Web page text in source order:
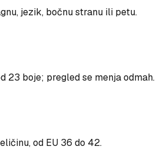
jezik, bočnu stranu ili petu.
23 boje; pregled se menja odmah.
od EU 36 do 42.